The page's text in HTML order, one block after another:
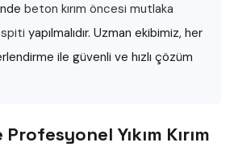
beton kırım öncesi mutlaka
yapılmalıdır. Uzman ekibimiz, her
ile güvenli ve hızlı çözüm
Yıkım Kırım